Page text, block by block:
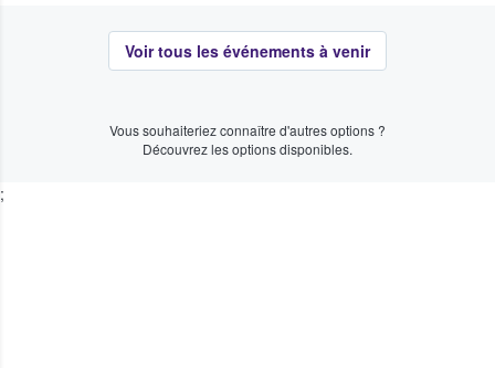
Voir tous les événements à venir
Vous souhaiteriez connaître d'autres options ?
Découvrez les options disponibles.
;